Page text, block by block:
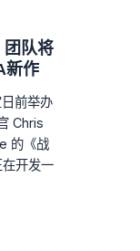
团队将
新作
前举办
Chris
的《战
开发一